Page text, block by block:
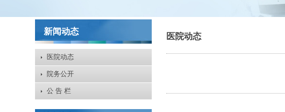
新闻动态
医院动态
院务公开
公 告 栏
医院动态